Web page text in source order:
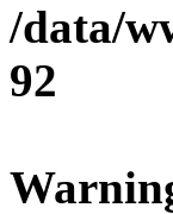
/data/
92